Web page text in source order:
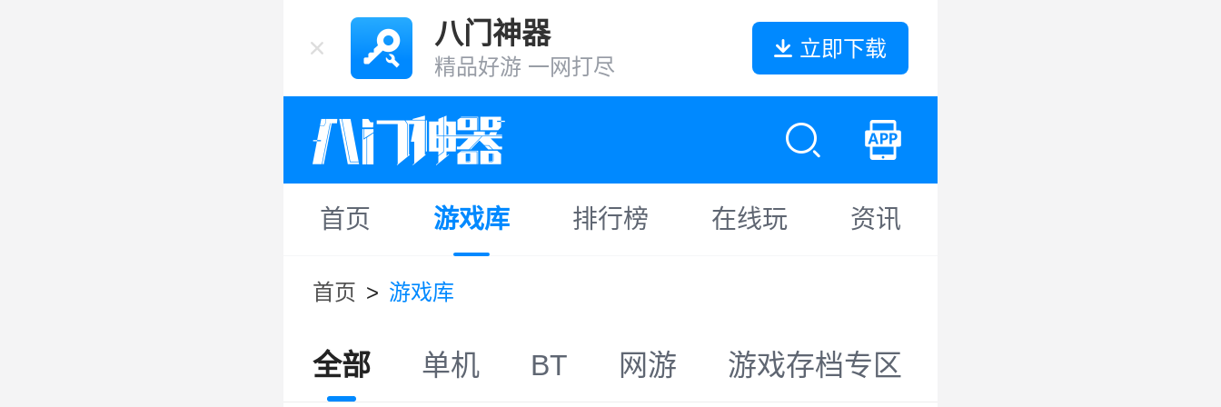
八门神器
精品好游 一网打尽
立即下载
首页 游戏库 排行榜 在线玩 资讯
首页 > 游戏库
全部 单机 BT 网游 游戏存档专区